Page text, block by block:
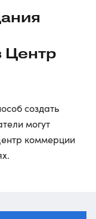
Центр
создать
могут
коммерции